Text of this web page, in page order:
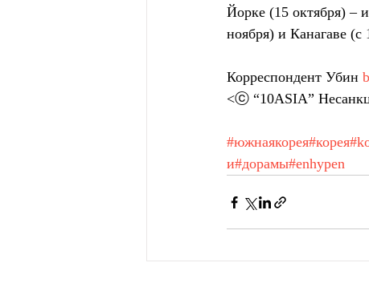
Йорке (15 октября) –
ноября) и Канагаве (с
Корреспондент Убин
<ⓒ “10ASIA”
#южнаякорея#корея
и#дорамы#enhypen